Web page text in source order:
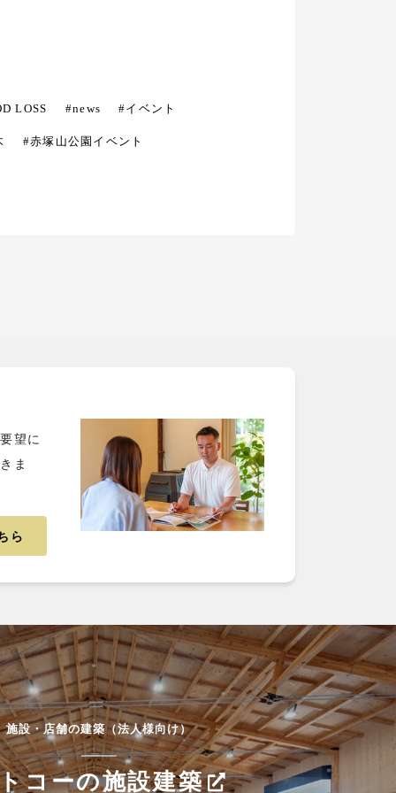
LOSS #news #イベント
#赤塚山公園イベント
望に
ま
ら
施設・店舗の建築（法人様向け）
コーの施設建築